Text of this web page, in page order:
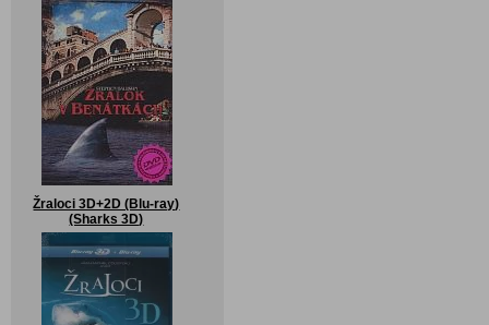
Žraloci 3D+2D (Blu-ray)
(Sharks 3D)